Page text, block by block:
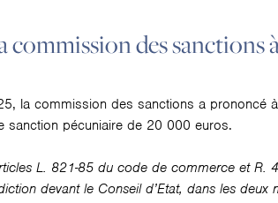
commission des sanctions
la commission des sanctions a prononcé
sanction pécuniaire de 20 000 euros.
L. 821-85 du code de commerce et R.
devant le Conseil d’Etat, dans les deux